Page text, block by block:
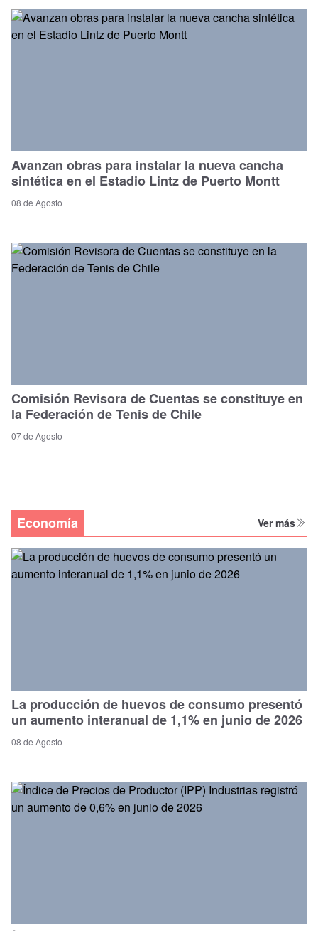
Avanzan obras para instalar la nueva cancha
sintética en el Estadio Lintz de Puerto Montt
08 de Agosto
Comisión Revisora de Cuentas se constituye en
la Federación de Tenis de Chile
07 de Agosto
Economía Ver más
La producción de huevos de consumo presentó
un aumento interanual de 1,1% en junio de 2026
08 de Agosto